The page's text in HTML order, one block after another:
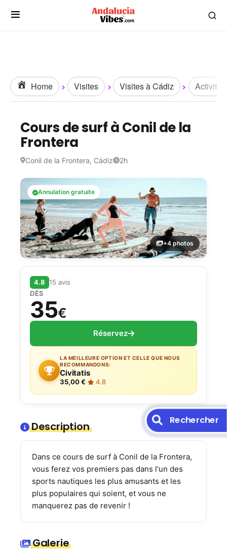
Home Visites Visites à Cádiz
Cours de surf à Conil de la
Frontera
Conil de la Frontera, Cádiz 2h
Annulation gratuite
+4 photos
4.8 15 avis
DÈS
35€
Réservez
LA MEILLEURE OPTION ET CELLE QUE NOUS
RECOMMANDONS:
Civitatis
35,00 €· 4.8
Description
Dans ce cours de surf à Conil de la Frontera,
vous ferez vos premiers pas dans l'un des
sports nautiques les plus amusants et les
plus populaires qui soient, et vous ne
manquerez pas de revenir !
Galerie
Rechercher